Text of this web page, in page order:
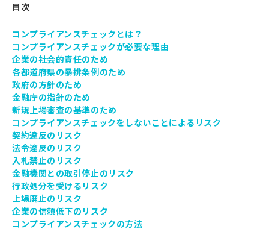
目次
コンプライアンスチェックとは？
コンプライアンスチェックが必要な理由
企業の社会的責任のため
各都道府県の暴排条例のため
政府の方針のため
金融庁の指針のため
新規上場審査の基準のため
コンプライアンスチェックをしないことによるリスク
契約違反のリスク
法令違反のリスク
入札禁止のリスク
金融機関との取引停止のリスク
行政処分を受けるリスク
上場廃止のリスク
企業の信頼低下のリスク
コンプライアンスチェックの方法